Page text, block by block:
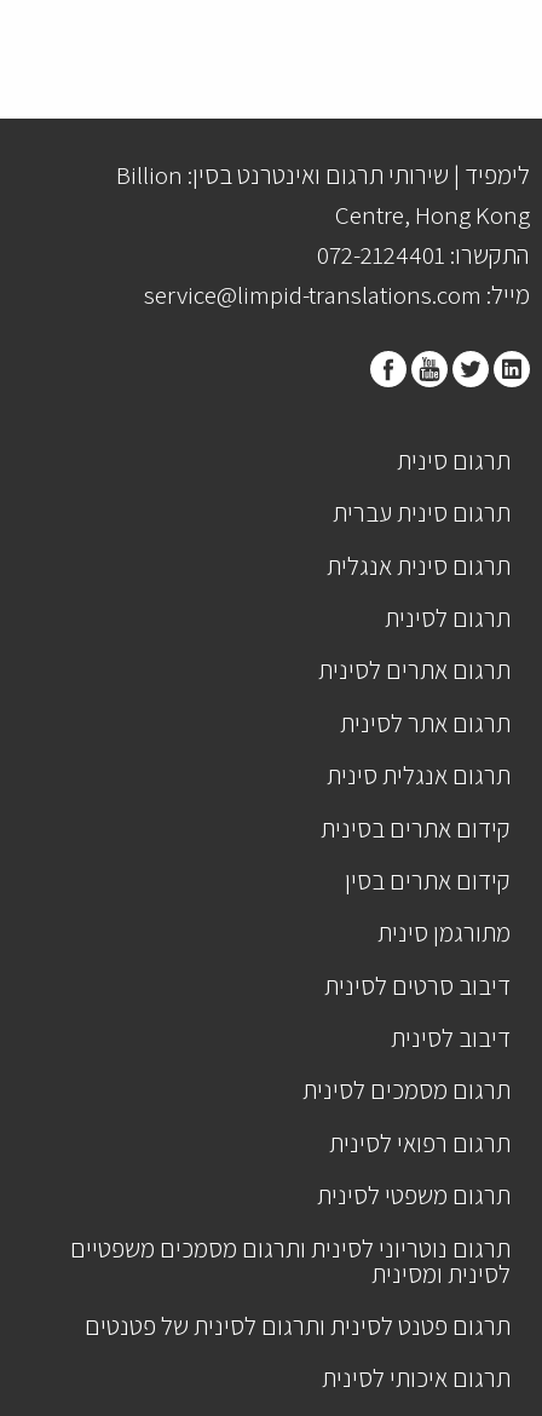
לימפיד | שירותי תרגום ואינטרנט בסין: Billion
Centre, Hong Kong
התקשרו: 072-2124401
מייל: service@limpid-translations.com
תרגום סינית
תרגום סינית עברית
תרגום סינית אנגלית
תרגום לסינית
תרגום אתרים לסינית
תרגום אתר לסינית
תרגום אנגלית סינית
קידום אתרים בסינית
קידום אתרים בסין
מתורגמן סינית
דיבוב סרטים לסינית
דיבוב לסינית
תרגום מסמכים לסינית
תרגום רפואי לסינית
תרגום משפטי לסינית
תרגום נוטריוני לסינית ותרגום מסמכים משפטיים
לסינית ומסינית
תרגום פטנט לסינית ותרגום לסינית של פטנטים
תרגום איכותי לסינית